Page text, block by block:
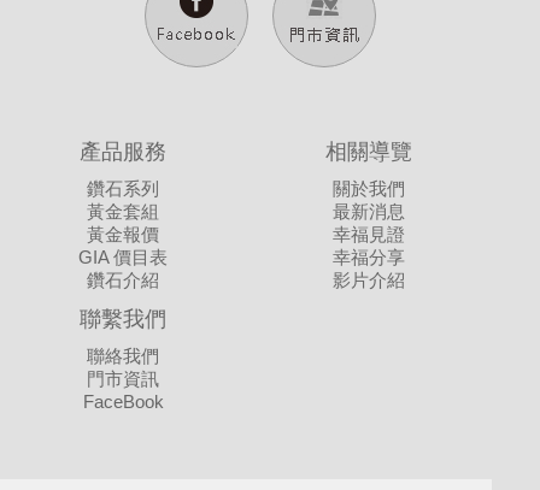
產品服務
鑽石系列
黃金套組
黃金報價
GIA 價目表
鑽石介紹
相關導覽
關於我們
最新消息
幸福見證
幸福分享
影片介紹
聯繫我們
聯絡我們
門市資訊
FaceBook